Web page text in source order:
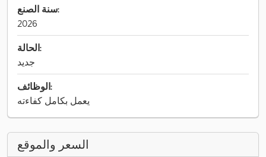
سنة الصنع:
2026
الحالة:
جديد
الوظائف:
يعمل بكامل كفاءته
السعر والموقع